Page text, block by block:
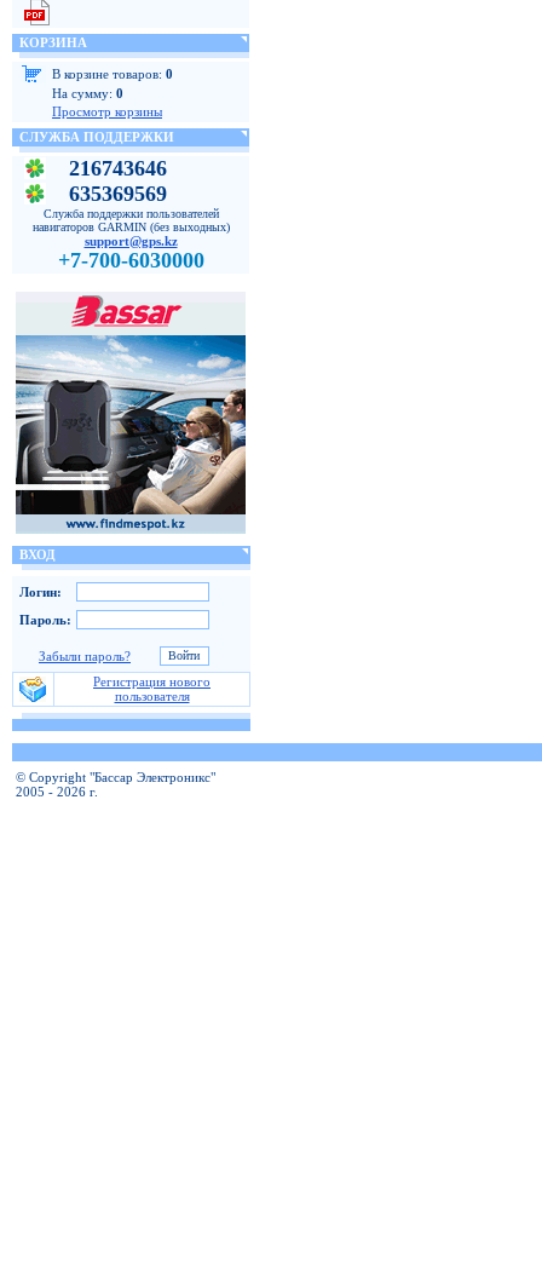
КОРЗИНА
В корзине товаров: 0
На сумму: 0
Просмотр корзины
СЛУЖБА ПОДДЕРЖКИ
216743646
635369569
Служба поддержки пользователей
навигаторов GARMIN (без выходных)
support@gps.kz
+7-700-6030000
ВХОД
Логин:
Пароль:
Забыли пароль?
Регистрация нового
пользователя
© Copyright "Бассар Электроникс"
2005 - 2026 г.